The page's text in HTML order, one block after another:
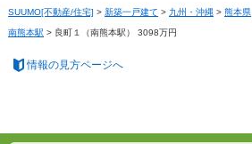
SUUMO[不動産/住宅] > 新築一戸建て > 九州・沖縄 > 熊本県
南熊本駅 > 良町１（南熊本駅） 3098万円
情報の見方ページへ